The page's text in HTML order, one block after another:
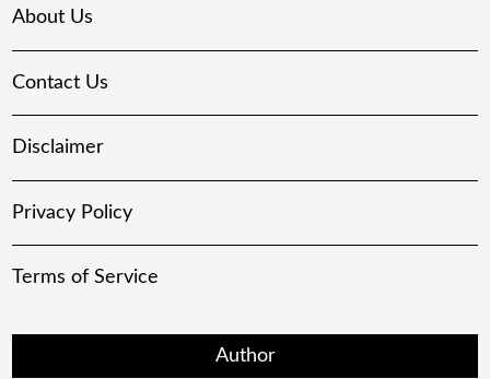
About Us
Contact Us
Disclaimer
Privacy Policy
Terms of Service
Author